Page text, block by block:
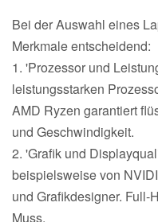
Bei der Auswahl eines
Merkmale entscheidend:
1. 'Prozessor und
leistungsstarken
AMD Ryzen garantiert
und Geschwindigkeit.
2. 'Grafik und
beispielsweise von
und Grafikdesigner. Full-
Muss.